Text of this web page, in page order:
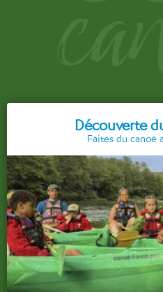
Découverte
Faites du canoë